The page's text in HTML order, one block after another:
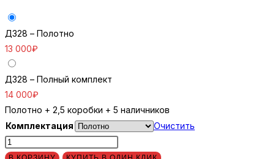
Д328 – Полотно
13 000₽
Д328 – Полный комплект
14 000₽
Полотно + 2,5 коробки + 5 наличников
Комплектация
Очистить
Количество
товара